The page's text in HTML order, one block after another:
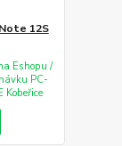
12S
Eshopu /
PC-
Kobeřice